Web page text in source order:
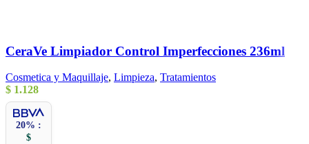
CeraVe Limpiador Control Imperfecciones 236ml
Cosmetica y Maquillaje, Limpieza, Tratamientos
$ 1.128
20% :
$